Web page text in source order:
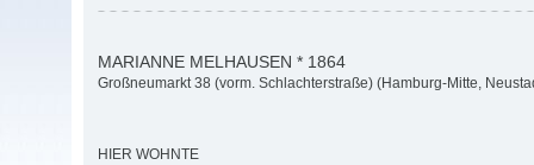
MARIANNE MELHAUSEN * 1864
Großneumarkt 38 (vorm. Schlachterstraße) (Hamburg-Mitte,
HIER WOHNTE